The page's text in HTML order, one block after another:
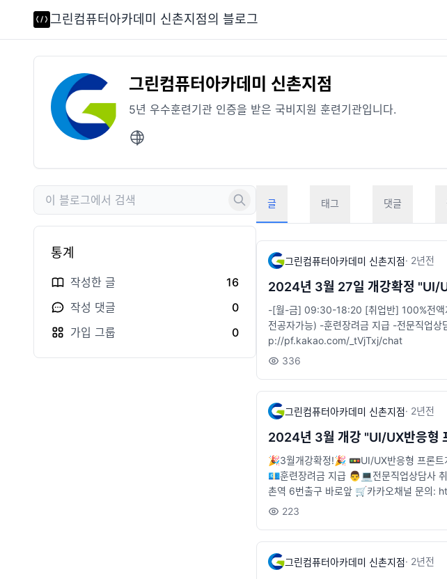
그린컴퓨터아카데미 신촌지점의 블로그
그린컴퓨터아카데미 신촌지점
5년 우수훈련기관 인증을 받은 국비지원 훈련기관입니다.
통계
작성한 글
16
작성 댓글
0
가입 그룹 0
글 태그 댓글
그린컴퓨터아카데미 신촌지점· 2년전
2024년 3월 27일 개강확정 "UI/
-[월-금] 09:30-18:20 [취업반] 100%전액
전공자가능) -훈련장려금 지급 -전문직업
p://pf.kakao.com/_tVjTxj/chat
336
그린컴퓨터아카데미 신촌지점· 2년전
2024년 3월 개강 "UI/UX반응형
🎉3월개강확정!🎉 🚥UI/UX반응형 프론트
💶훈련장려금 지급 👨💻전문직업상담사
촌역 6번출구 바로앞 🛒카카오채널 문
_consultation
223
그린컴퓨터아카데미 신촌지점· 2년전